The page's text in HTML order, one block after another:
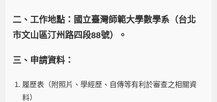
二、 工作地點： 國立臺灣師範大學數學系（台北
市文山區汀州路四段88號）。
三、 申請資料：
履歷表（附照片、學經歷、自傳等有利於審查之相關資
料）